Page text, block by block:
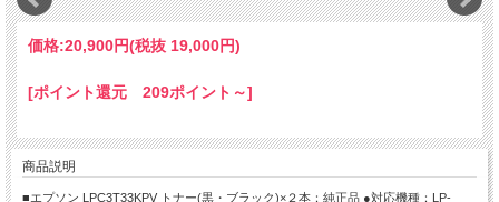
価格:20,900円(税抜 19,000円)
[ポイント還元 209ポイント～]
商品説明
■エプソン LPC3T33KPV トナー(黒・ブラック)×２本：純正品 ●対応機種：LP-